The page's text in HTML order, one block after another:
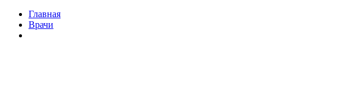
Главная
Врачи